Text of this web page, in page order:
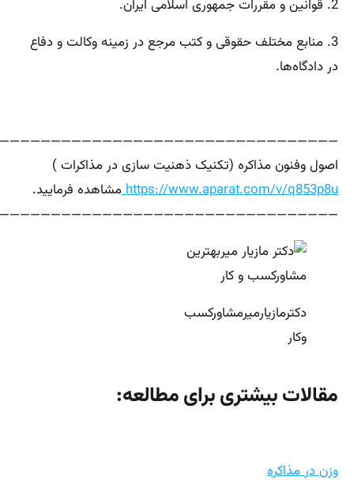
2. قوانین و مقررات جمهوری اسلامی ایران.
3. منابع مختلف حقوقی و کتب مرجع در زمینه وکالت و دفاع
در دادگاه‌ها.
اصول وفنون مذاکره (تکنیک ذهنیت سازی در مذاکرات )
https://www.aparat.com/v/q853p8uمشاهده فرمایید.
دکترمازیارمیرمشاورکسب
وکار
مقالات بیشتری برای مطالعه:
وزن در مذاکره